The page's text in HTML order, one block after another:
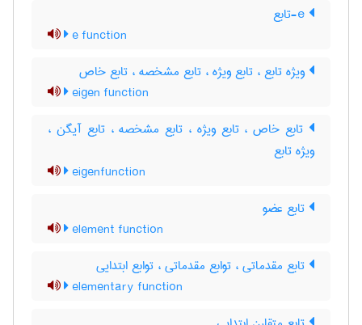
e function
ویژه تابع ، تابع ویژه ، تابع مشخصه ، تابع خاص
eigen function
تابع خاص ، تابع ویژه ، تابع مشخصه ، تابع آیگن ،
ویژه تابع
eigenfunction
تابع عضو
element function
تابع مقدماتی ، توابع مقدماتی ، توابع ابتدایی
elementary function